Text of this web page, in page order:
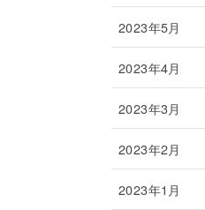
2023年5月
2023年4月
2023年3月
2023年2月
2023年1月